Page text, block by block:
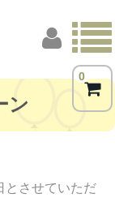
0
ン
とさせていただ